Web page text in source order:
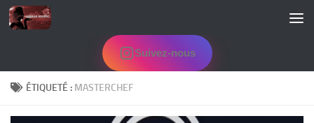
Skip to content
Suivez-nous
ÉTIQUETÉ : MASTERCHEF